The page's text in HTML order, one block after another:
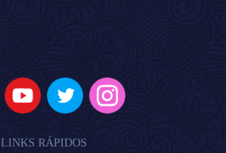
LINKS RÁPIDOS